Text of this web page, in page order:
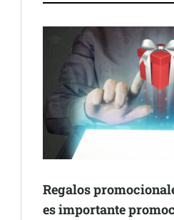
Regalos
es importante